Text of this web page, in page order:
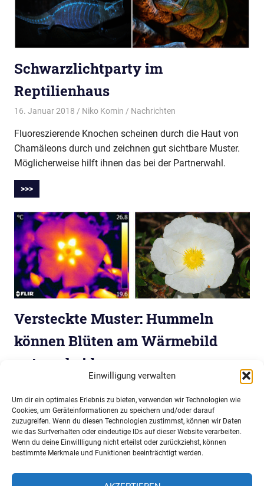
Einwilligung verwalten
Um dir ein optimales Erlebnis zu bieten, verwenden wir Technologien wie
Cookies, um Geräteinformationen zu speichern und/oder darauf
zuzugreifen. Wenn du diesen Technologien zustimmst, können wir Daten
wie das Surfverhalten oder eindeutige IDs auf dieser Website verarbeiten.
Wenn du deine Einwillligung nicht erteilst oder zurückziehst, können
bestimmte Merkmale und Funktionen beeinträchtigt werden.
Schwarzlichtparty im
Reptilienhaus
16. Januar 2018 Niko Komin Nachrichten
Fluoreszierende Knochen scheinen durch die Haut von
Chamäleons durch und zeichnen gut sichtbare Muster.
Möglicherweise hilft ihnen das bei der Partnerwahl.
>>>
Versteckte Muster: Hummeln
können Blüten am Wärmebild
unterscheiden
Niko Komin Nachrichten
Hummeln und andere Bienenarten erkennen geringe
Temperaturunterschiede. Blumen nutzen diese, um sich
besser erkennen zu geben. Hummeln können die Muster
erlernen, um die beste Ernte einzufahren.
>>>